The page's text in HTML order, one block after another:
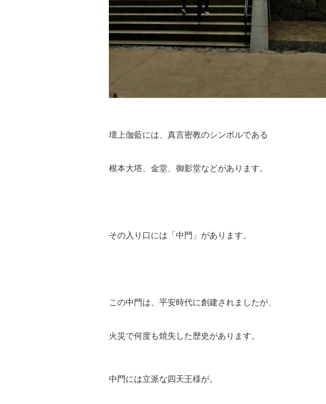
壇上伽藍には、真言密教のシンボルである
根本大塔、金堂、御影堂などがあります。
その入り口には「中門」があります。
この中門は、平安時代に創建されましたが、
火災で何度も焼失した歴史があります。
中門には立派な四天王様が。